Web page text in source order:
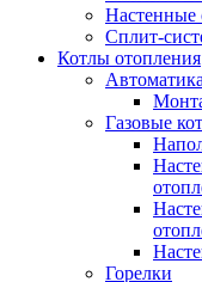
Настенные
Сплит-
Котлы отопления
Газовые
Горелки